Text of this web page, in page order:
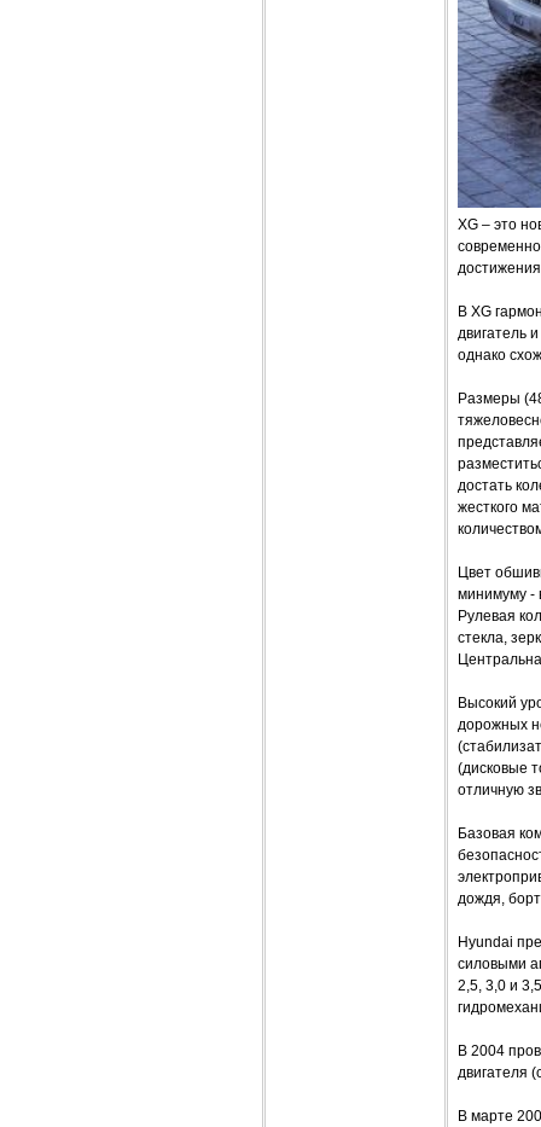
XG – это
В XG
двигатель
однако
Размеры
достать
жесткого
Цвет
минимуму -
Рулевая
стекла,
Высокий
дорожных
(дисковые
отличную
Базовая
дождя,
Hyundai
силовыми
2,5, 3,0 и
В 2004
двигателя
В марте